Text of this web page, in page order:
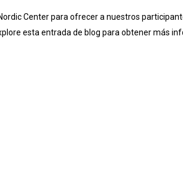
Center para ofrecer a nuestros
esta entrada de blog para obtener más